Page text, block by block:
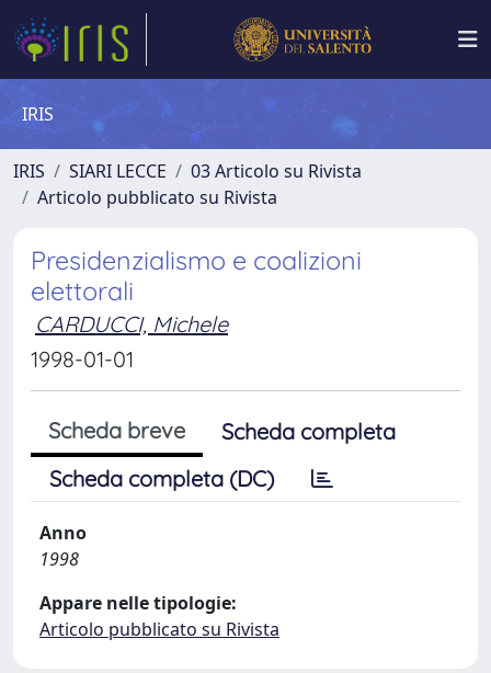
IRIS
IRIS SIARI LECCE
03 Articolo su Rivista
Articolo pubblicato su Rivista
Presidenzialismo e coalizioni
elettorali
CARDUCCI, Michele
1998-01-01
Scheda breve
Scheda completa
Scheda completa (DC)
Anno
1998
Appare nelle tipologie:
Articolo pubblicato su Rivista